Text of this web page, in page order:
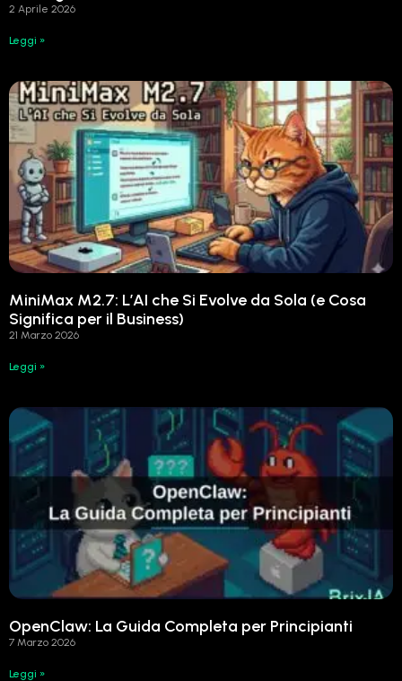
2 Aprile 2026
Leggi »
MiniMax M2.7: L’AI che Si Evolve da Sola (e Cosa
Significa per il Business)
21 Marzo 2026
Leggi »
OpenClaw: La Guida Completa per Principianti
7 Marzo 2026
Leggi »